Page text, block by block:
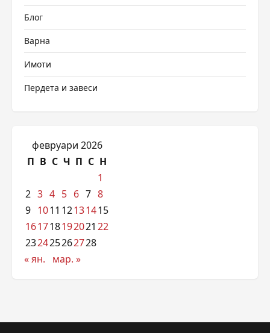
Блог
Варна
Имоти
Пердета и завеси
февруари 2026
П В С Ч П С Н
1
2 3 4 5 6 7 8
9 1011 12131415
161718192021 22
232425262728
« ян.
мар. »